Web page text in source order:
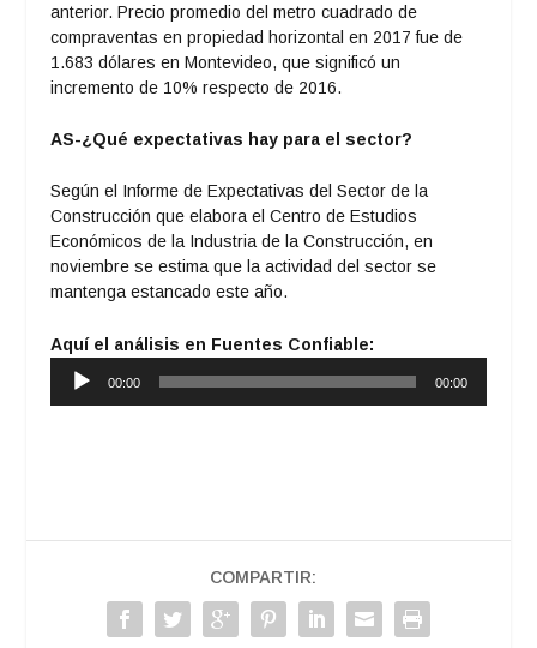
anterior. Precio promedio del metro cuadrado de
compraventas en propiedad horizontal en 2017 fue de
1.683 dólares en Montevideo, que significó un
incremento de 10% respecto de 2016.
AS-¿Qué expectativas hay para el sector?
Según el Informe de Expectativas del Sector de la
Construcción que elabora el Centro de Estudios
Económicos de la Industria de la Construcción, en
noviembre se estima que la actividad del sector se
mantenga estancado este año.
Aquí el análisis en Fuentes Confiable:
Reproductor
00:00 00:00
COMPARTIR: